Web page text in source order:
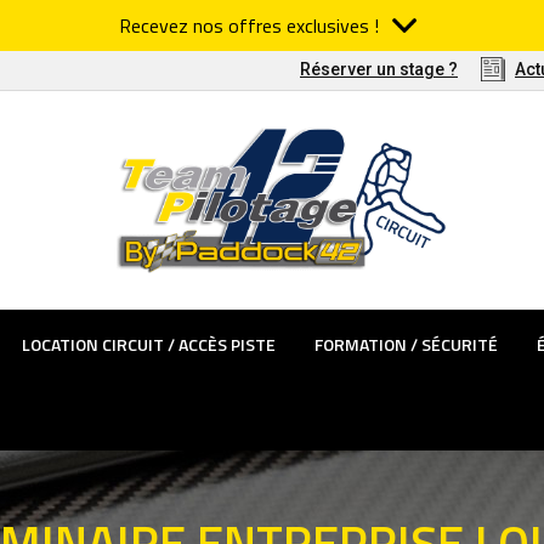
Réserver un stage ?
LOCATION CIRCUIT / ACCÈS PISTE FORMATION / SÉCURITÉ
Recevez nos offres exclusives !
PASSAGER LOCATION CIRCUIT / ACCÈS PISTE